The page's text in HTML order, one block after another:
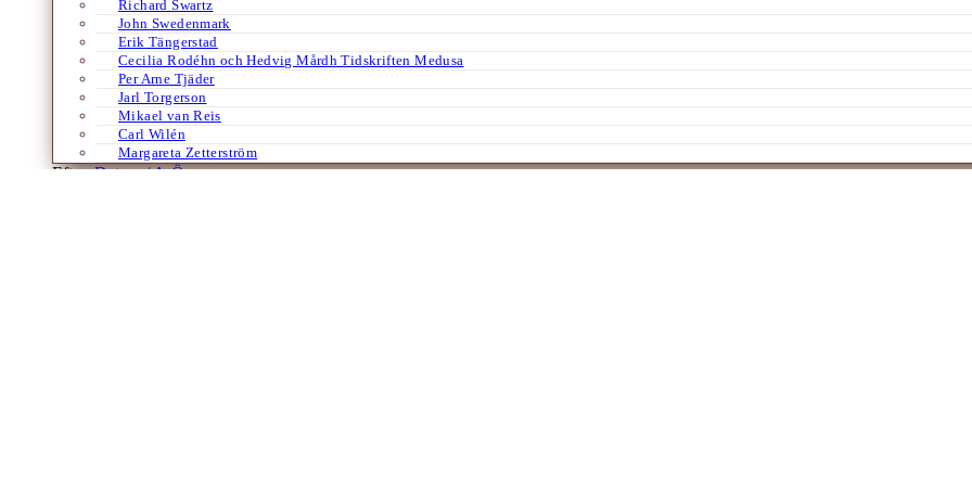
Richard Swartz
John Swedenmark
Erik Tängerstad
Cecilia Rodéhn och Hedvig Mårdh Tidskriften Medusa
Per Arne Tjäder
Jarl Torgerson
Mikael van Reis
Carl Wilén
Margareta Zetterström
Efter:Datum /A-Ö